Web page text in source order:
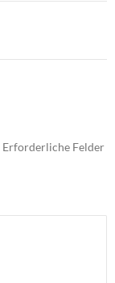
Erforderliche Felder